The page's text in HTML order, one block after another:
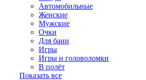
Автомобильные
Женские
Мужские
Очки
Для бани
Игры
Игры и головоломки
В полёт
Показать все